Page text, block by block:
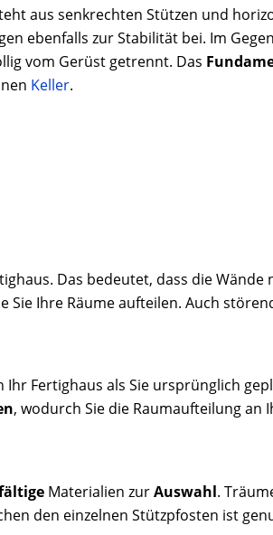
aus senkrechten Stützen und
ebenfalls zur Stabilität bei. Im
vom Gerüst getrennt. Das
Keller.
Das bedeutet, dass die
Sie Ihre Räume aufteilen. Auch
Fertighaus als Sie ursprünglich
, wodurch Sie die Raumaufteilung an
Materialien zurAuswahl.
den einzelnen Stützpfosten ist